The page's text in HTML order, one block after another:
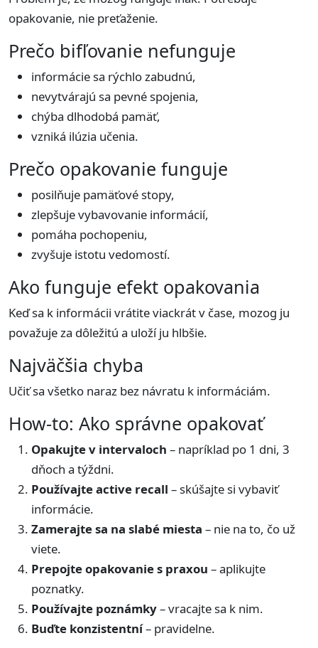
opakovanie, nie preťaženie.
Prečo bifľovanie nefunguje
informácie sa rýchlo zabudnú,
nevytvárajú sa pevné spojenia,
chýba dlhodobá pamäť,
vzniká ilúzia učenia.
Prečo opakovanie funguje
posilňuje pamäťové stopy,
zlepšuje vybavovanie informácií,
pomáha pochopeniu,
zvyšuje istotu vedomostí.
Ako funguje efekt opakovania
Keď sa k informácii vrátite viackrát v čase, mozog ju
považuje za dôležitú a uloží ju hlbšie.
Najväčšia chyba
Učiť sa všetko naraz bez návratu k informáciám.
How-to: Ako správne opakovať
Opakujte v intervaloch – napríklad po 1 dni, 3
dňoch a týždni.
Používajte active recall – skúšajte si vybaviť
informácie.
Zamerajte sa na slabé miesta – nie na to, čo už
viete.
Prepojte opakovanie s praxou – aplikujte
poznatky.
Používajte poznámky– vracajte sa k nim.
Buďte konzistentní– pravidelne.